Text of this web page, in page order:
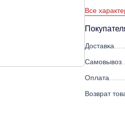
Все
Доставка
Самовывоз
Оплата
Возврат